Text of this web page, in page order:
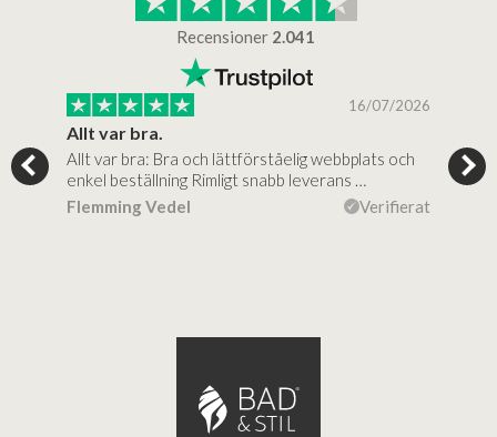
Recensioner 2.041
16/07/2026
Allt var bra.
Allt var bra: Bra och lättförståelig webbplats och
enkel beställning Rimligt snabb leverans …
Flemming Vedel
Verifierat
Jag